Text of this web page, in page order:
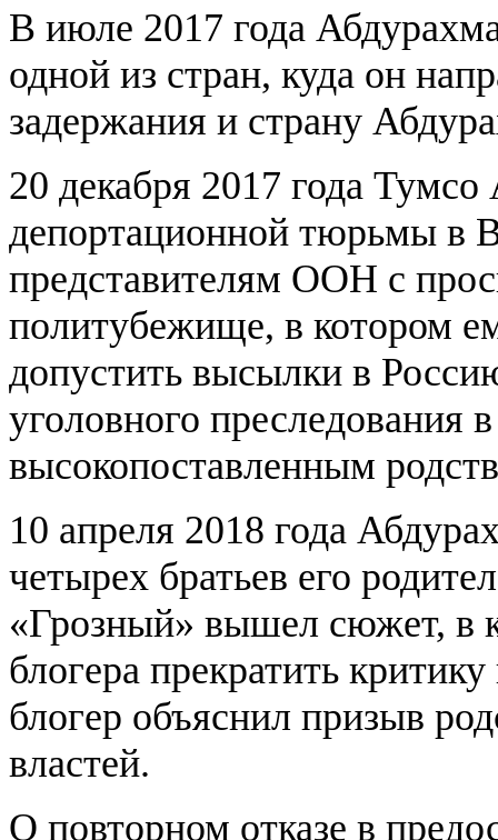
В июле 2017 года
одной из стран, куда он
задержания и страну
20 декабря 2017 года
депортационной тюрьмы в
представителям ООН с
политубежище, в котором
допустить высылки в
уголовного преследования
высокопоставленным
10 апреля 2018 года
четырех братьев его
«Грозный» вышел сюжет, в
блогера прекратить
блогер объяснил призыв
властей.
О повторном отказе в